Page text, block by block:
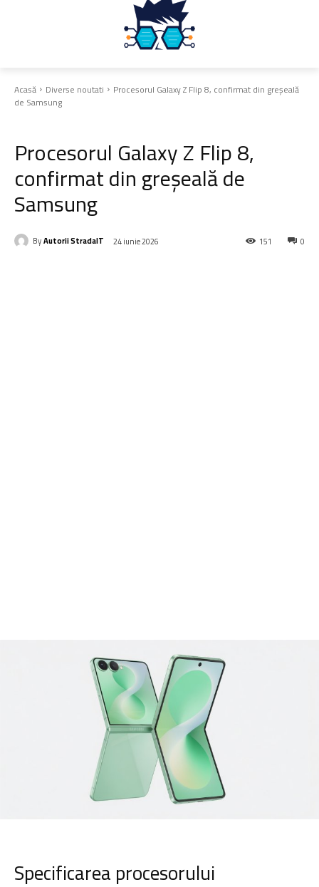
Acasă Diverse noutati Procesorul Galaxy Z Flip 8, confirmat din greșeală
de Samsung
Procesorul Galaxy Z Flip 8,
confirmat din greșeală de
Samsung
ByAutorii StradaIT 24 iunie 2026 0
151
Specificarea procesorului